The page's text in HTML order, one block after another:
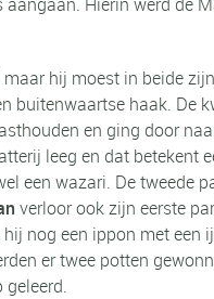
hij moest in beide
buitenwaartse haak. De
en ging door
leeg en dat betekent
een wazari. De tweede
verloor ook zijn eerste
nog een ippon met een
er twee potten
geleerd.